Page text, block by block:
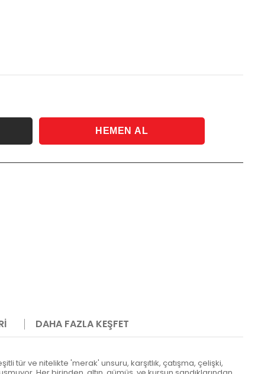
DAHA FAZLA KEŞFET
tür ve nitelikte 'merak' unsuru, karşıtlık, çatışma, çelişki,